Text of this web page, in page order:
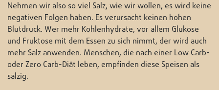
Nehmen wir also so viel Salz, wie wir wollen, es wird keine
negativen Folgen haben. Es verursacht keinen hohen
Blutdruck. Wer mehr Kohlenhydrate, vor allem Glukose
und Fruktose mit dem Essen zu sich nimmt, der wird auch
mehr Salz anwenden. Menschen, die nach einer Low Carb-
oder Zero Carb-Diät leben, empfinden diese Speisen als
salzig.